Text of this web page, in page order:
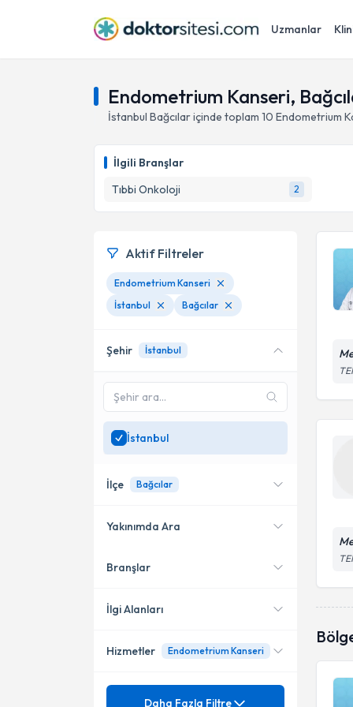
Uzmanlar
Endometrium Kanseri,
İstanbul Bağcılariçinde toplam 10 Endometrium
İlgili Branşlar
Tıbbi Onkoloji
2
Aktif Filtreler
Endometrium Kanseri
İstanbul
Bağcılar
Şehir İstanbul
İstanbul
İlçe Bağcılar
Esenyurt
Gaziosmanpaşa
Yakınımda Ara
Konumuma yakın uzmanları
Branşlar
Tıbbi Onkoloji
İlgi Alanları
Adenokarsinom
Hizmetler Endometrium Kanseri
Mezuniyet
Daha Fazla Filtre